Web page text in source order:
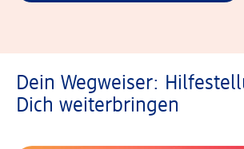
Dein Wegweiser:
Dich weiterbringen